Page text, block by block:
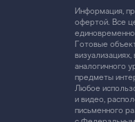
Информация,
офертой. Все
Готовые
аналогичного
предметы
Любое
и видео,
письменного